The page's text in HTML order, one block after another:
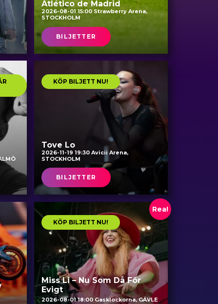
Atlético de Madrid
2026-08-01 15:00 Strawberry Arena,
STOCKHOLM
BILJETTER
KÖP BILJETT NU!
Tove Lo
2026-11-19 19:30 Avicii Arena,
STOCKHOLM
BILJETTER
Rea!
KÖP BILJETT NU!
Miss Li – Nu Som Då För
Evigt
2026-08-01 18:00 Gasklockorna, GÄVLE